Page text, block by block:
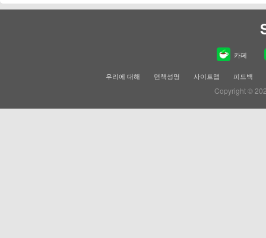
카페
우리에 대해 면책성명 사이트맵 피드백
Copyright ©